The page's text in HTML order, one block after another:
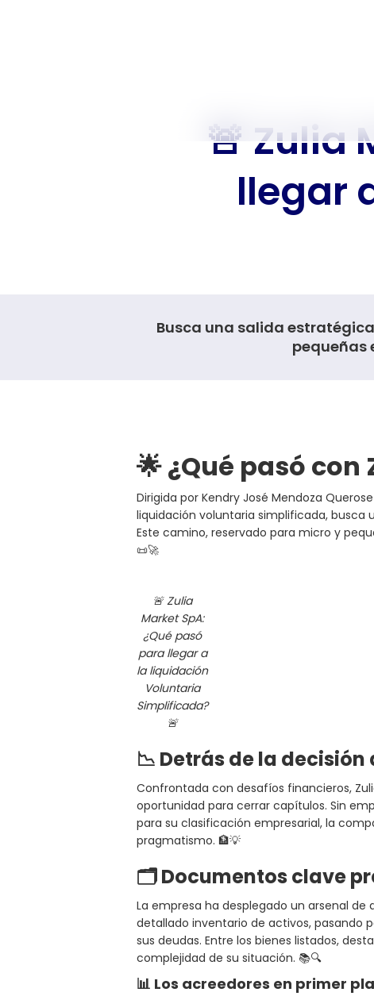
🚨 Zulia
llegar
Busca una salida
pequeñas
🌟 ¿Qué pasó
Dirigida por Kendry José Mendoza
liquidación voluntaria simplificada, busca
Este camino, reservado para micro y
📜🚀
🚨 Zulia
Market SpA:
¿Qué pasó
para llegar a
la liquidación
Voluntaria
Simplificada?
🚨
📉 Detrás de la decisión
Confrontada con desafíos financieros,
oportunidad para cerrar capítulos. Sin
para su clasificación empresarial, la
pragmatismo. 🏦💡
🗂️ Documentos clave
La empresa ha desplegado un arsenal
detallado inventario de activos, pasando
sus deudas. Entre los bienes listados,
complejidad de su situación. 📚🔍
📊 Los acreedores en primer